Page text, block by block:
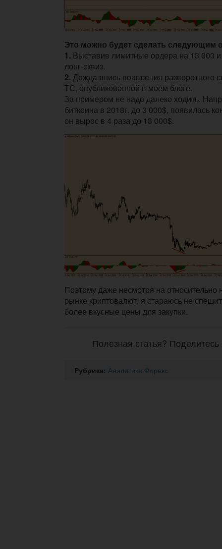
Это можно будет сделать следующим
1. Выставив лимитные ордера на 13 000
лонг-сквиз.
2. Дождавшись появления разворотного
ТС, опубликованной в моем блоге.
За примером не надо далеко ходить.
биткоина в 2018г. до 3 000$, появилась
он вырос в 4 раза до 13 000$.
Поэтому даже несмотря на относительно
рынке криптовалют, я стараюсь не
более вкусные цены для закупки.
Полезная статья?
Рубрика: Аналитика Форекс